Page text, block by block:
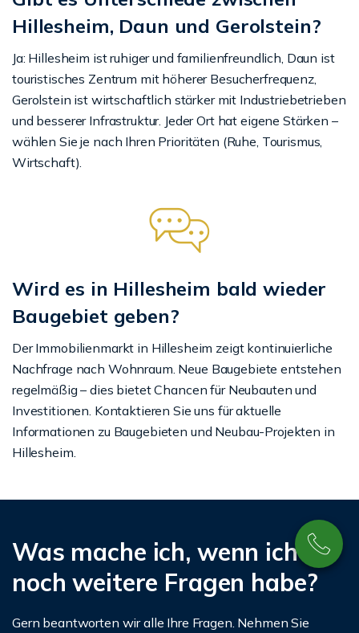
Hillesheim, Daun und Gerolstein?
Ja: Hillesheim ist ruhiger und familienfreundlich, Daun ist
touristisches Zentrum mit höherer Besucherfrequenz,
Gerolstein ist wirtschaftlich stärker mit Industriebetrieben
und besserer Infrastruktur. Jeder Ort hat eigene Stärken –
wählen Sie je nach Ihren Prioritäten (Ruhe, Tourismus,
Wirtschaft).
Wird es in Hillesheim bald wieder
Baugebiet geben?
Der Immobilienmarkt in Hillesheim zeigt kontinuierliche
Nachfrage nach Wohnraum. Neue Baugebiete entstehen
regelmäßig – dies bietet Chancen für Neubauten und
Investitionen. Kontaktieren Sie uns für aktuelle
Informationen zu Baugebieten und Neubau-Projekten in
Hillesheim.
Was mache ich, wenn ich
noch weitere Fragen habe?
Gern beantworten wir alle Ihre Fragen. Nehmen Sie